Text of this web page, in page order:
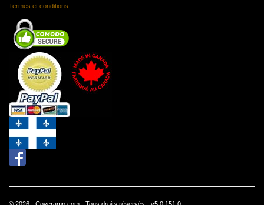
Termes et conditions